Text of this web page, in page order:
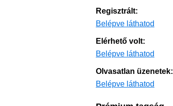
Regisztrált:
Belépve láthatod
Elérhető volt:
Belépve láthatod
Olvasatlan üzenetek:
Belépve láthatod